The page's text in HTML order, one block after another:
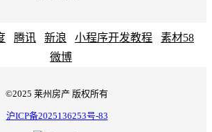
腾讯 新浪 小程序开发教程
素材58
微博
©2025 莱州房产 版权所有
沪ICP备2025136253号-83